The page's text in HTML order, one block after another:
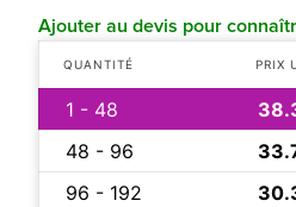
Ajouter au devis pour
QUANTITÉ PRIX
1 - 48
48 - 96
96 - 192